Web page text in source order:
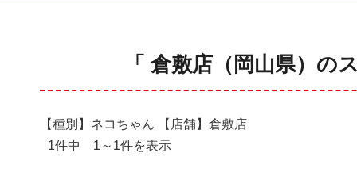
「 倉敷店（岡山県）
【種別】ネコちゃん 【店舗】倉敷店
1件中 1～1件を表示